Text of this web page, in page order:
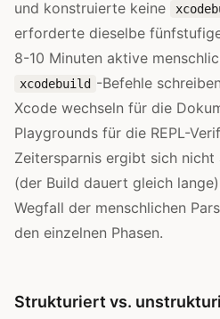
und konstruierte keine
erforderte dieselbe
8-10 Minuten aktive
xcodebuild -Befehle
Xcode wechseln für die
Playgrounds für die REPL-
Zeitersparnis ergibt sich nicht
(der Build dauert gleich
Wegfall der menschlichen
den einzelnen Phasen.
Strukturiert vs.